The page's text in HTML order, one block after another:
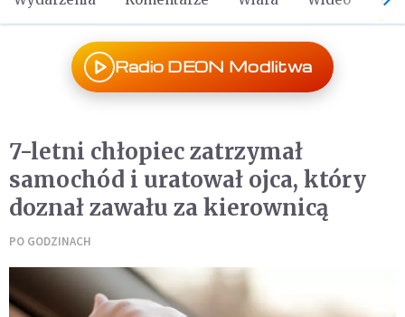
Radio DEON Modlitwa
7-letni chłopiec zatrzymał
samochód i uratował ojca, który
doznał zawału za kierownicą
PO GODZINACH